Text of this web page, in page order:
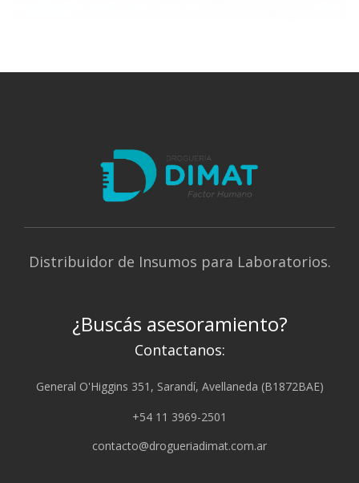
Distribuidor de Insumos para Laboratorios.
¿Buscás asesoramiento?
Contactanos:
General O'Higgins 351, Sarandí, Avellaneda (B1872BAE)
+54 11 3969-2501
contacto@drogueriadimat.com.ar